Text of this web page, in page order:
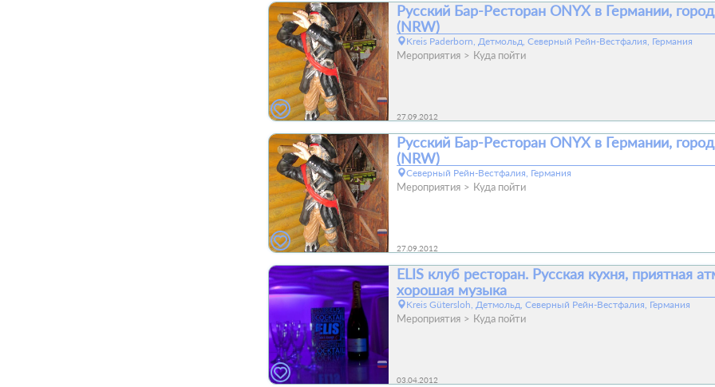
Русский Бар-Ресторан ONYX в Германии,
(NRW)
Kreis Paderborn, Детмольд, Северный Рейн-Вестфалия, Германия
Мероприятия Куда пойти
27.09.2012
Русский Бар-Ресторан ONYX в Германии,
(NRW)
Северный Рейн-Вестфалия, Германия
Мероприятия Куда пойти
27.09.2012
ELIS клуб ресторан. Русская кухня, приятная
хорошая музыка
Kreis Gütersloh, Детмольд, Северный Рейн-Вестфалия, Германия
Мероприятия Куда пойти
03.04.2012